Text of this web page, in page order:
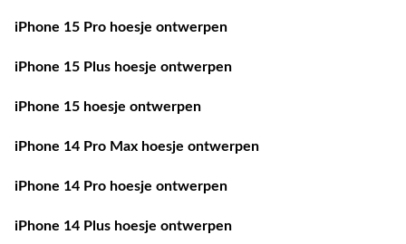
iPhone 15 Pro hoesje ontwerpen
iPhone 15 Plus hoesje ontwerpen
iPhone 15 hoesje ontwerpen
iPhone 14 Pro Max hoesje ontwerpen
iPhone 14 Pro hoesje ontwerpen
iPhone 14 Plus hoesje ontwerpen